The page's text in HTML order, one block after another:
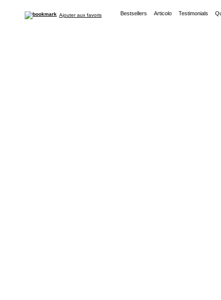
Ajouter aux favoris Bestsellers Articolo Testimonials